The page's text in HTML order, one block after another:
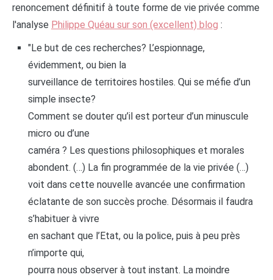
renoncement définitif à toute forme de vie privée comme
l'analyse Philippe Quéau sur son (excellent) blog :
"Le but de ces recherches? L’espionnage,
évidemment, ou bien la
surveillance de territoires hostiles. Qui se méfie d’un
simple insecte?
Comment se douter qu’il est porteur d’un minuscule
micro ou d’une
caméra ? Les questions philosophiques et morales
abondent. (…) La fin programmée de la vie privée (…)
voit dans cette nouvelle avancée une confirmation
éclatante de son succès proche. Désormais il faudra
s’habituer à vivre
en sachant que l’Etat, ou la police, puis à peu près
n’importe qui,
pourra nous observer à tout instant. La moindre